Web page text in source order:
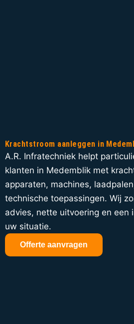
Krachtstroom aanleggen in
A.R. Infratechniek helpt
klanten in Medemblik met
apparaten, machines,
technische toepassingen. Wij
advies, nette uitvoering en een
uw situatie.
Offerte aanvragen